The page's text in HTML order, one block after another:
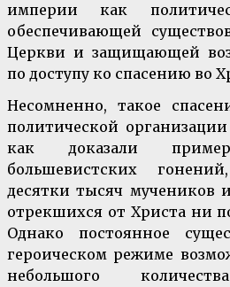
империи как
обеспечивающей
Церкви и защищающей
по доступу ко спасению во
Несомненно, такое
политической
как доказали
большевистских
десятки тысяч мучеников
отрекшихся от Христа ни
Однако постоянное
героическом режиме
небольшого